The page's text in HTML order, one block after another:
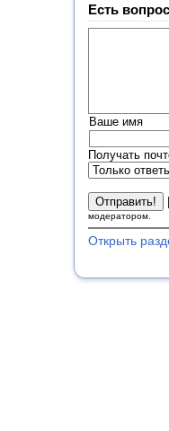
Есть
Ваше имя
Получать
модератором.
Открыть